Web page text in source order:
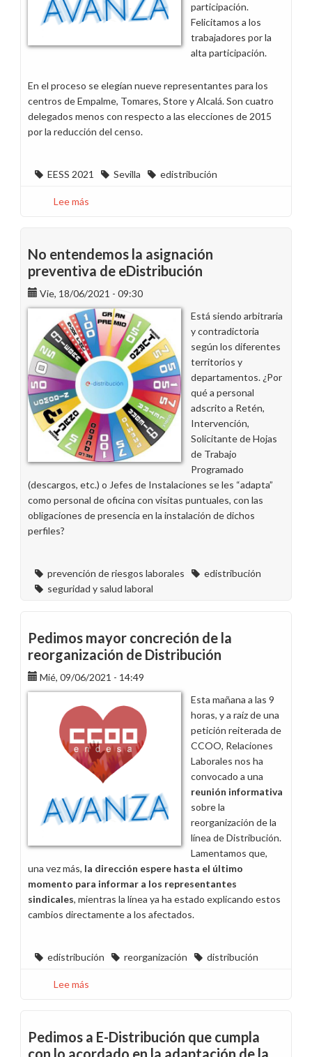
participación.
Felicitamos a los
trabajadores por la
alta participación.
En el proceso se elegían nueve representantes para los
centros de Empalme, Tomares, Store y Alcalá. Son cuatro
delegados menos con respecto a las elecciones de 2015
por la reducción del censo.
EESS 2021 Sevilla edistribución
Lee más
el
voto
por
correo
en
las
elecciones
en
E-
Distribución
Comité
Agrupado
de
Sevilla
No entendemos la asignación
preventiva de eDistribución
Vie, 18/06/2021 - 09:30
Está siendo arbitraria
y contradictoria
según los diferentes
territorios y
departamentos. ¿Por
qué a personal
adscrito a Retén,
Intervención,
Solicitante de Hojas
de Trabajo
Programado
(descargos, etc.) o Jefes de Instalaciones se les “adapta”
como personal de oficina con visitas puntuales, con las
obligaciones de presencia en la instalación de dichos
perfiles?
prevención de riesgos laborales
edistribución
seguridad y salud laboral
Pedimos mayor concreción de la
reorganización de Distribución
Mié, 09/06/2021 - 14:49
Esta mañana a las 9
horas, y a raíz de una
petición reiterada de
CCOO, Relaciones
Laborales nos ha
convocado a una
reunión informativa
sobre la
reorganización de la
línea de Distribución.
Lamentamos que,
una vez más, la dirección espere hasta el último
momento para informar a los representantes
sindicales, mientras la línea ya ha estado explicando estos
cambios directamente a los afectados.
edistribución reorganización distribución
Lee más
concreción
de
Pedimos a E-Distribución que cumpla
con lo acordado en la adaptación de la